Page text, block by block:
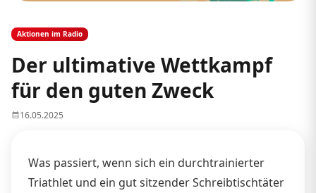
Aktionen im Radio
Der ultimative Wettkampf
für den guten Zweck
16.05.2025
Was passiert, wenn sich ein durchtrainierter
Triathlet und ein gut sitzender Schreibtischtäter